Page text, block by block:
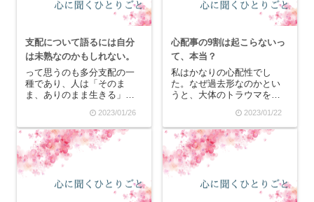
支配について語るには自分
は未熟なのかもしれない。
って思うのも多分支配の一
種であり、人は「そのま
ま、ありのまま生きる」と
かもしれません。だって、
自由に生きようと思った
ら、あの人が邪魔してく
る！というのは私の中でし
ょっちゅうあって、じゃあ
その邪魔なんか気にせずに
好きな...
2023/01/26
心配事の9割は起こらないっ
て、本当？
私はかなりの心配性でし
た。なぜ過去形なのかとい
うと、大体のトラウマを取
クの頻度がかなり少なくな
っていったので、人生で
「心配する」ということが
減ったのだと思います。で
は、どんな時に心配してい
たのかというと、「自分が
2023/01/22